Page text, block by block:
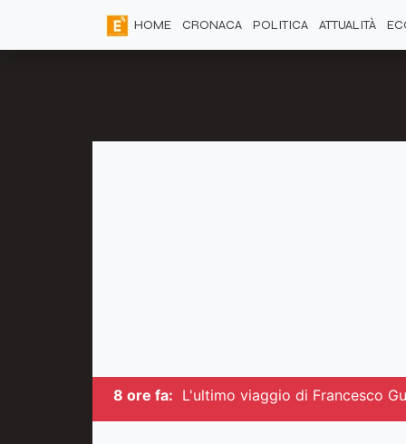
HOME CRONACA POLITICA ATTUALITÀ
8 ore fa: L'ultimo viaggio di Francesco